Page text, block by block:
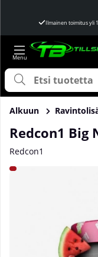
Ilmainen toimitus yli
Alkuun
Redcon1 Big
Redcon1
Tuotekuvat Redcon1